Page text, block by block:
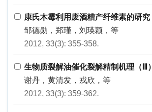
康氏木霉利用废酒糟产纤维素的研究
邹德勋，郑瑾，刘瑛颖，等
2012, 33(3): 355-358.
生物质裂解油催化裂解精制机理（Ⅲ）
谢丹，黄清发，戎欣，等
2012, 33(3): 359-362.